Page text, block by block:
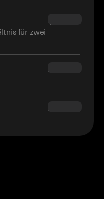
für zwei
$34.95
$160.00
$180.00